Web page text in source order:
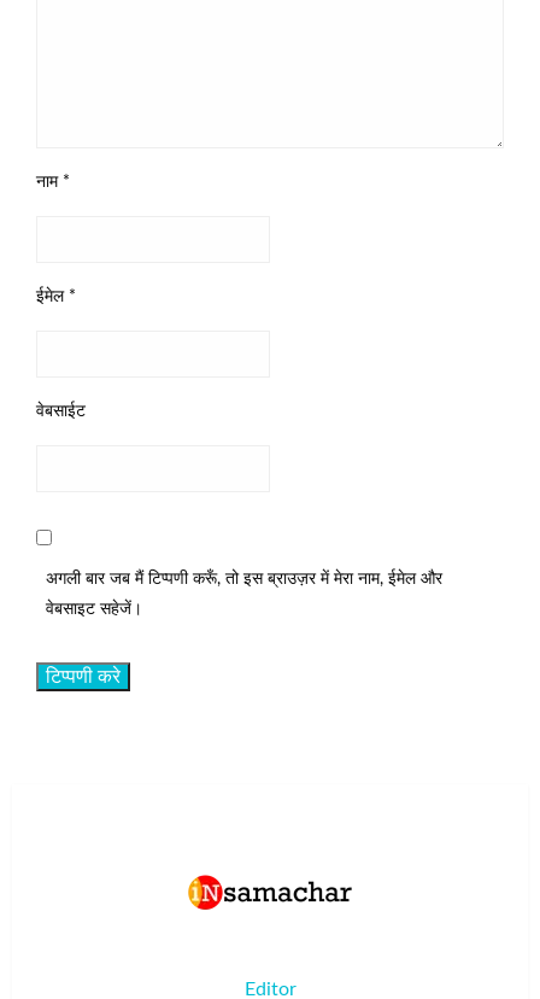
नाम *
ईमेल *
वेबसाईट
अगली बार जब मैं टिप्पणी करूँ, तो इस ब्राउज़र में मेरा नाम, ईमेल और
वेबसाइट सहेजें।
Editor